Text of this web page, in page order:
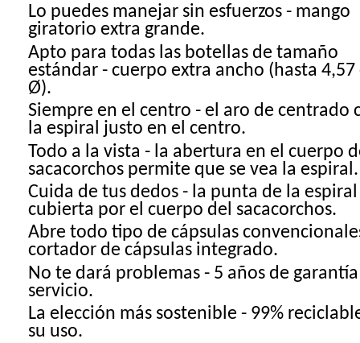
Lo puedes manejar sin esfuerzos - mango
giratorio extra grande.
Apto para todas las botellas de tamaño
estándar - cuerpo extra ancho (hasta 4,57
Ø).
Siempre en el centro - el aro de centrado
la espiral justo en el centro.
Todo a la vista - la abertura en el cuerpo
sacacorchos permite que se vea la espiral.
Cuida de tus dedos - la punta de la
cubierta por el cuerpo del sacacorchos.
Abre todo tipo de cápsulas
cortador de cápsulas integrado.
No te dará problemas - 5 años de
servicio.
La elección más sostenible - 99%
su uso.